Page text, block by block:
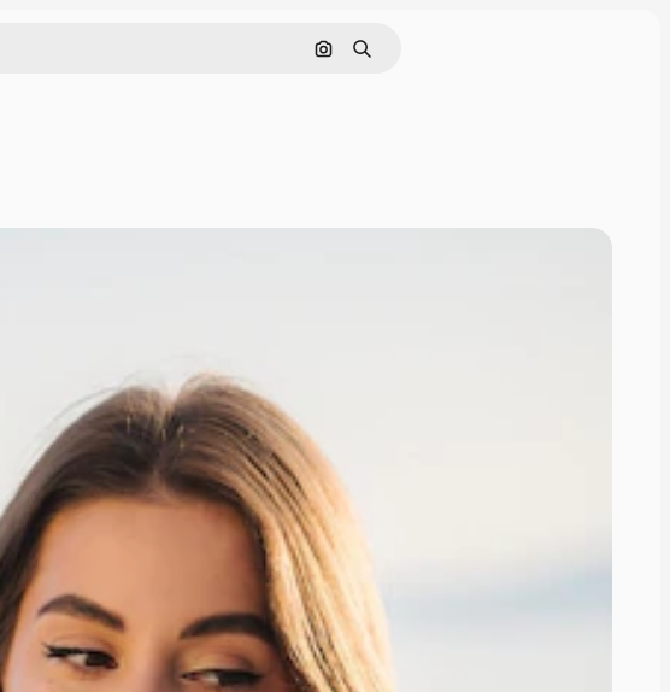
Szukaj według obrazu
Szukaj